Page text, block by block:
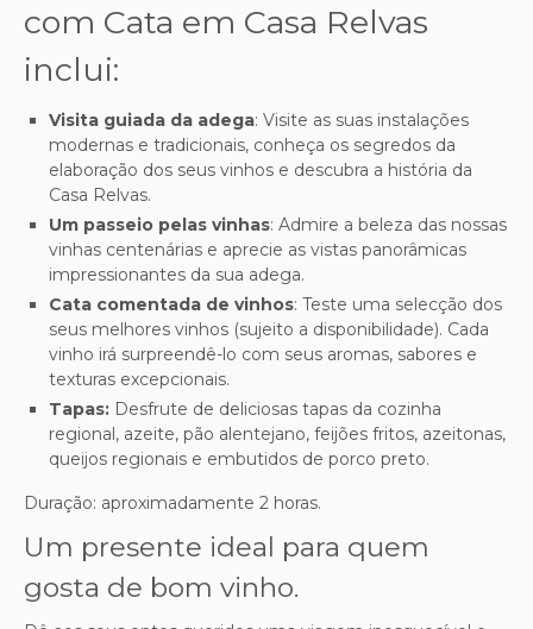
com Cata em Casa Relvas
inclui:
Visita guiada da adega: Visite as suas instalações
modernas e tradicionais, conheça os segredos da
elaboração dos seus vinhos e descubra a história da
Casa Relvas.
Um passeio pelas vinhas: Admire a beleza das nossas
vinhas centenárias e aprecie as vistas panorâmicas
impressionantes da sua adega.
Cata comentada de vinhos: Teste uma selecção dos
seus melhores vinhos (sujeito a disponibilidade). Cada
vinho irá surpreendê-lo com seus aromas, sabores e
texturas excepcionais.
Tapas: Desfrute de deliciosas tapas da cozinha
regional, azeite, pão alentejano, feijões fritos, azeitonas,
queijos regionais e embutidos de porco preto.
Duração: aproximadamente 2 horas.
Um presente ideal para quem
gosta de bom vinho.